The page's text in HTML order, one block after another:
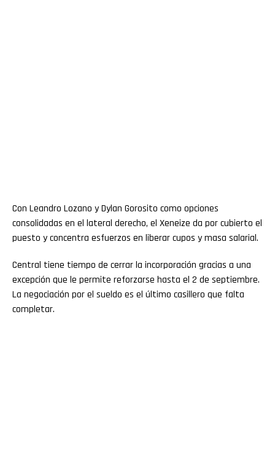
Con Leandro Lozano y Dylan Gorosito como opciones
consolidadas en el lateral derecho, el Xeneize da por cubierto el
puesto y concentra esfuerzos en liberar cupos y masa salarial.
Central tiene tiempo de cerrar la incorporación gracias a una
excepción que le permite reforzarse hasta el 2 de septiembre.
La negociación por el sueldo es el último casillero que falta
completar.